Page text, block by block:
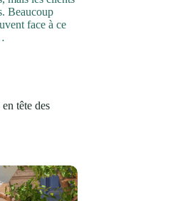
Beaucoup
face à ce
tête des